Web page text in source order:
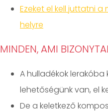
Ezeket el kell juttatni
helyre
MINDEN, AMI
A hulladékok lerakóba
lehetőségünk van, el
De a keletkező